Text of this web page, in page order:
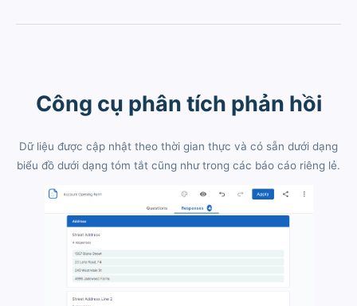
Công cụ phân tích phản hồi
Dữ liệu được cập nhật theo thời gian thực và có sẵn dưới dạng
biểu đồ dưới dạng tóm tắt cũng như trong các báo cáo riêng lẻ.